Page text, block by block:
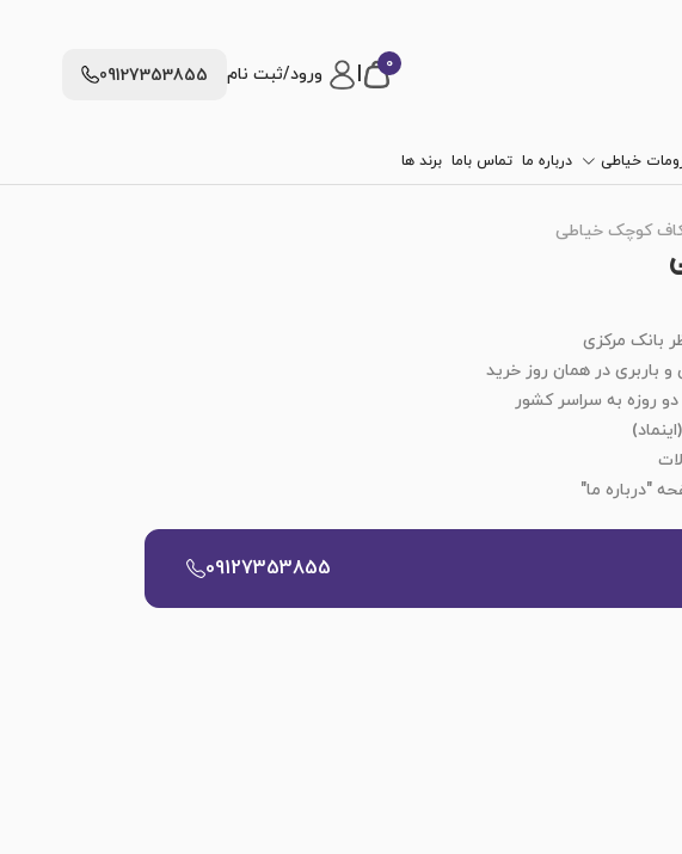
0 ورود/ثبت نام 09127353855
خیاطی درباره ما تماس باما برند ها
کوچک خیاطی
بانک مرکزی
و باربری در همان روز خرید
روزه به سراسر کشور
"درباره ما"
09127353855